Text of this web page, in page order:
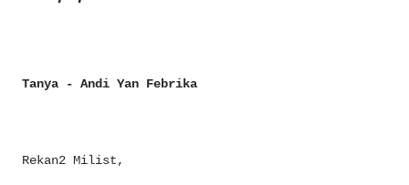
Tanya - Andi Yan Febrika
Rekan2 Milist,